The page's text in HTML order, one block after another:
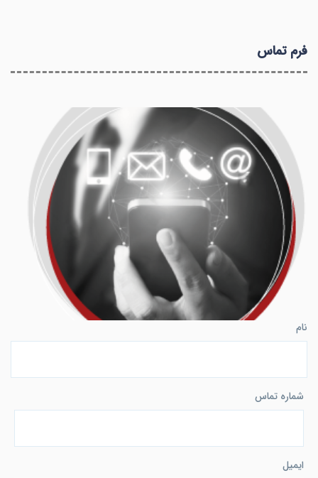
فرم تماس
نام
شماره تماس
ایمیل